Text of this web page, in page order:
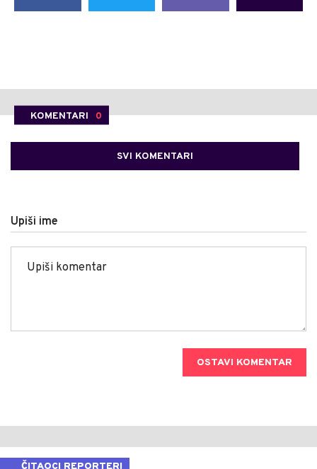
KOMENTARI 0
SVI KOMENTARI
Upiši ime
OSTAVI KOMENTAR
ČITAOCI REPORTERI